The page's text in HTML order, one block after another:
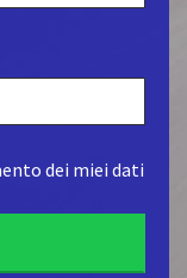
dei miei dati